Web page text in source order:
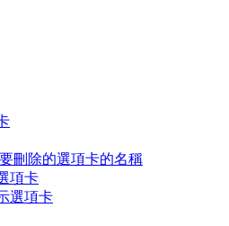
刪除的選項卡的名稱
項卡
選項卡